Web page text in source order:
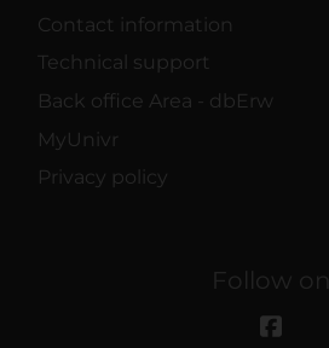
Contact information
Technical support
Back office Area - dbErw
MyUnivr
Privacy policy
Follow on